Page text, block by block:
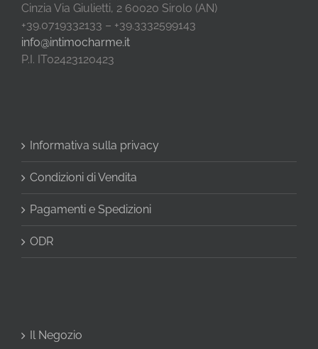
Cinzia Via Giulietti, 2 60020 Sirolo (AN)
+39.0719332133 – +39.3332599143
info@intimocharme.it
P.I. IT02423120423
Informativa sulla privacy
Condizioni di Vendita
Pagamenti e Spedizioni
ODR
Il Negozio